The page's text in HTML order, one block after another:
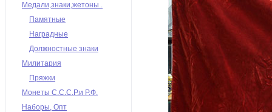
Медали,знаки,жетоны .
Памятные
Наградные
Должностные знаки
Милитария
Пряжки
Монеты С.С.С.Р.и Р.Ф.
Наборы, Опт